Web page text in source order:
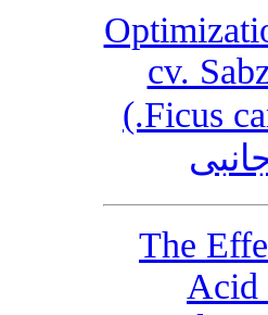
cv.
بهینه‌سازی کشت درون شیشه‌ای انجیر (Ficus carica L.)
The
Acid